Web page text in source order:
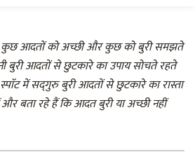
आदतों को अच्छी और कुछ को बुरी समझते
बुरी आदतों से छुटकारे का उपाय सोचते रहते
में सद्‌गुरु बुरी आदतों से छुटकारे का रास्ता
और बता रहे हैं कि आदत बुरी या अच्छी नहीं